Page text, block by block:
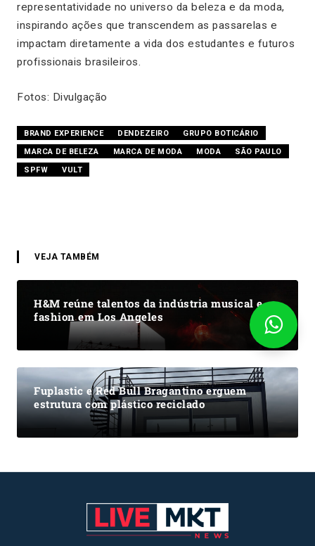
representatividade no universo da beleza e da moda,
inspirando ações que transcendem as passarelas e
impactam diretamente a vida dos estudantes e futuros
profissionais brasileiros.
Fotos: Divulgação
BRAND EXPERIENCE DENDEZEIRO
GRUPO BOTICÁRIO
MARCA DE BELEZA
MARCA DE MODA MODA
SÃO PAULO
SPFW
VULT
VEJA TAMBÉM
H&M reúne talentos da indústria musical e
fashion em Los Angeles
Fuplastic e Red Bull Bragantino erguem
estrutura com plástico reciclado